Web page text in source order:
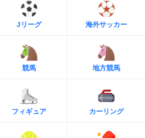
Jリーグ 海外サッカー
競馬 地方競馬
フィギュア カーリング